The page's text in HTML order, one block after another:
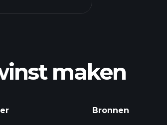
dagelijkse
maken
Bronnen